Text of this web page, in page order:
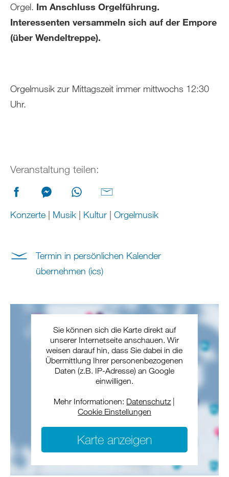
Orgel. Im Anschluss Orgelführung.
Interessenten versammeln sich auf der Empore
(über Wendeltreppe).
Orgelmusik zur Mittagszeit immer mittwochs 12:30
Uhr.
Veranstaltung teilen:
Konzerte | Musik | Kultur | Orgelmusik
Termin in persönlichen Kalender
übernehmen (ics)
Sie können sich die Karte direkt auf
unserer Internetseite anschauen. Wir
weisen darauf hin, dass Sie dabei in die
Übermittlung Ihrer personenbezogenen
Daten (z.B. IP-Adresse) an Google
einwilligen.
Mehr Informationen: Datenschutz
Cookie Einstellungen
Karte anzeigen